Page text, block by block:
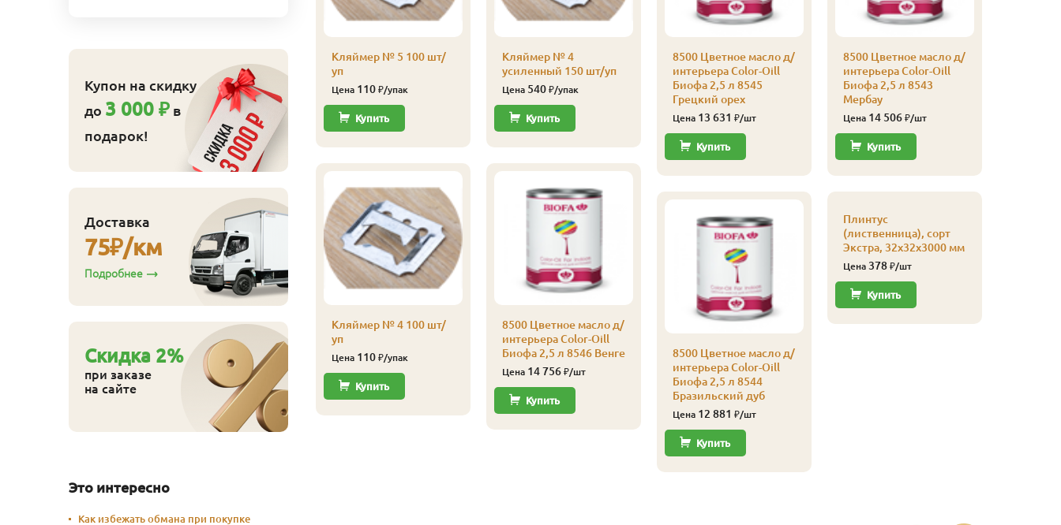
сорт Экстра,
(лиственница)
сапожек, сорт Экстра,
20х65х2500 мм
Цена ₽/шт
Купить
Кляймер № 5 100 шт/
уп
Цена 110₽/упак
Купить
Кляймер № 4 100 шт/
уп
Цена 110₽/упак
Купить
Кляймер № 4
усиленный 150 шт/уп
Цена 540₽/упак
Купить
8500 Цветное масло д/
интерьера Color-Oill
Биофа 2,5 л 8546 Венге
Цена 14 756₽/шт
Купить
8500 Цветное масло д/
интерьера Color-Oill
Биофа 2,5 л 8545
Грецкий орех
Цена 13 631 ₽/шт
Купить
8500 Цветное масло д/
интерьера Color-Oill
Биофа 2,5 л 8544
Бразильский дуб
Цена 12 881 ₽/шт
Купить
8500 Цветное масло д/
интерьера Color-Oill
Биофа 2,5 л 8543
Мербау
Цена 14 506₽/шт
Купить
Плинтус
(лиственница), сорт
Экстра, 32х32х3000 мм
Цена 378₽/шт
Купить
Купон на скидку
до 3 000 ₽ в
подарок!
Доставка
75₽/км
Подробнее
Cкидка 2%
при заказе
на сайте
Это интересно
Как избежать обмана при покупке